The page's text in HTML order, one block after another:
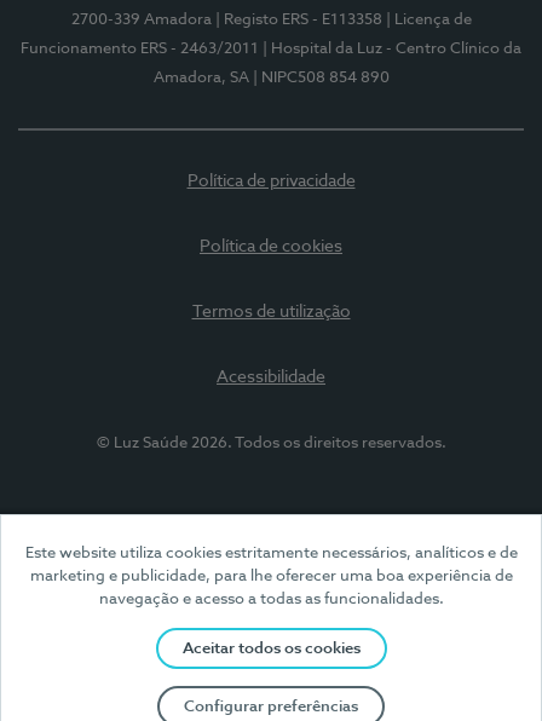
Este website utiliza cookies estritamente necessários, analíticos e de
marketing e publicidade, para lhe oferecer uma boa experiência de
navegação e acesso a todas as funcionalidades.
Aceitar todos os cookies
Configurar preferências
2700-339 Amadora
| Registo ERS - E113358
| Licença de
Funcionamento ERS - 2463/2011
| Hospital da Luz - Centro Clínico da
Amadora, SA
| NIPC508 854 890
Política de privacidade
Política de cookies
Termos de utilização
Acessibilidade
© Luz Saúde 2026. Todos os direitos reservados.